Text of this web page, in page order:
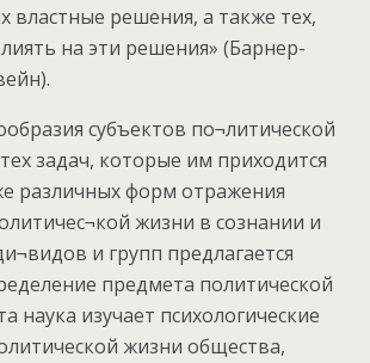
решения, а также тех,
на эти решения» (Барнер-
субъектов по¬литической
задач, которые им приходится
различных форм отражения
жизни в сознании и
и групп предлагается
предмета политической
наука изучает психологические
жизни общества,